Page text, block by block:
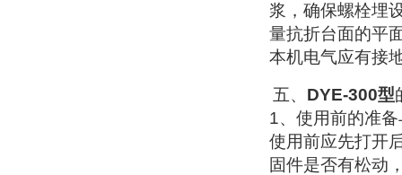
浆，确保螺栓埋
量抗折台面的平
本机电气应有接
五、 DYE-300型
1、使用前的准
使用前应先打开
固件是否有松动